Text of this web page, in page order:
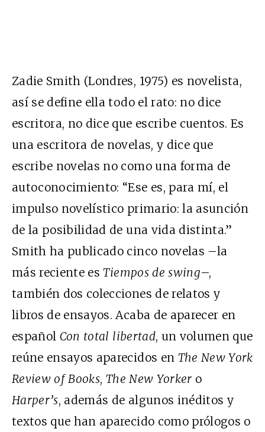
Zadie Smith (Londres, 1975) es novelista,
así se define ella todo el rato: no dice
escritora, no dice que escribe cuentos. Es
una escritora de novelas, y dice que
escribe novelas no como una forma de
autoconocimiento: “Ese es, para mí, el
impulso novelístico primario: la asunción
de la posibilidad de una vida distinta.”
Smith ha publicado cinco novelas –la
más reciente esTiempos de swing–,
también dos colecciones de relatos y
libros de ensayos. Acaba de aparecer en
español Con total libertad, un volumen que
reúne ensayos aparecidos en The New York
Review of Books, The New Yorker o
Harper’s, además de algunos inéditos y
textos que han aparecido como prólogos o